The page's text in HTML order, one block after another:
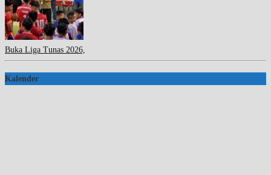
Buka Liga Tunas 2026,
Kalender